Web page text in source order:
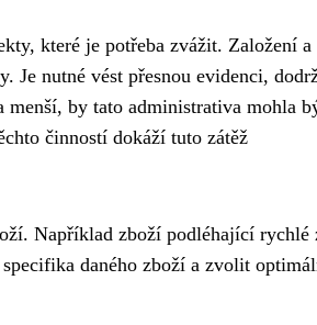
které je potřeba zvážit. Založení a
Je nutné vést přesnou evidenci,
menší, by tato administrativa mohla
činností dokáží tuto zátěž
Například zboží podléhající rychlé
daného zboží a zvolit